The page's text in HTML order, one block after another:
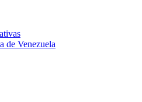
de Venezuela